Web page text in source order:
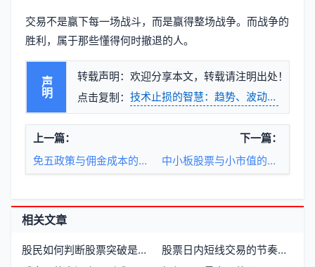
交易不是赢下每一场战斗，而是赢得整场战争。而战争的
胜利，属于那些懂得何时撤退的人。
声明
转载声明：欢迎分享本文，转载请注明出处！
点击复制： 技术止损的智慧：趋势、波动与纪律的
上一篇：
免五政策与佣金成本的市场现实
下一篇：
中小板股票与小市值的内在关联与市场认知
相关文章
股民如何判断股票突破是真是假
股票日内短线交易的节奏与纪律